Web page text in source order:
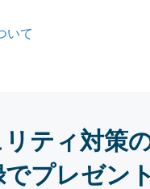
いて
ティ対策の
プレゼン